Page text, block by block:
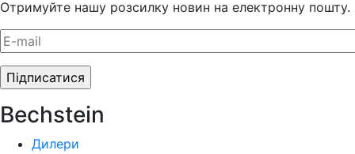
Отримуйте нашу розсилку новин на електронну пошту.
Bechstein
Дилери